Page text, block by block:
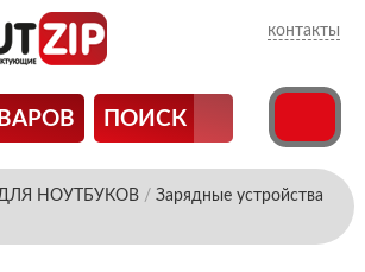
контакты
ПОИСК
НОУТБУКОВ/ Зарядные устройства